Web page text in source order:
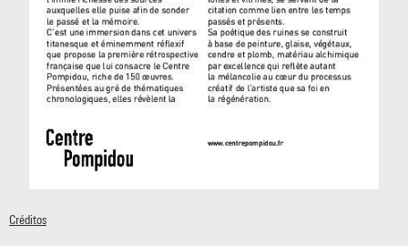
Créditos